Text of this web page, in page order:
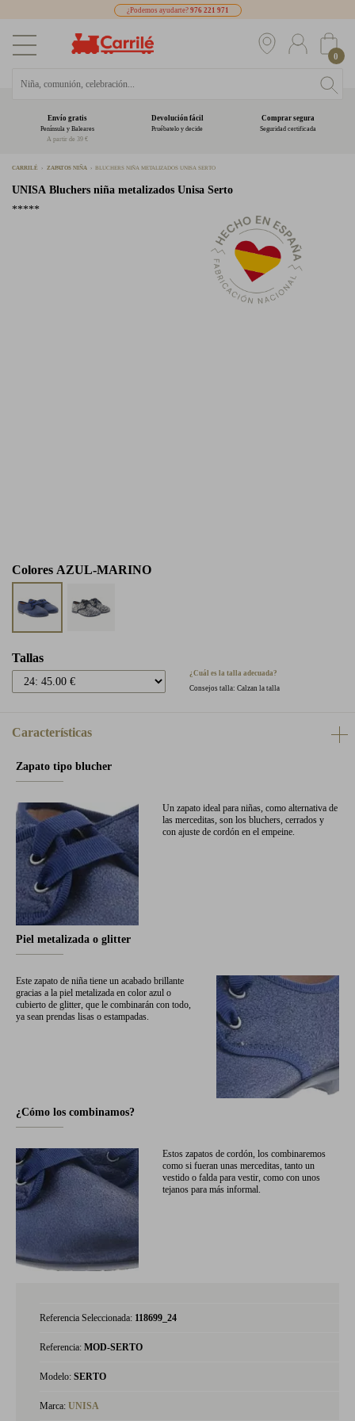
¿Podemos ayudarte? 976 221 971
0
Envío gratis
Península y Baleares
A partir de 39 €
Devolución fácil
Pruébatelo y decide
Comprar segura
Seguridad certificada
CARRILÉ ZAPATOS NIÑA BLUCHERS NIÑA METALIZADOS UNISA SERTO
UNISA Bluchers niña metalizados Unisa Serto
*****
Colores AZUL-MARINO
Tallas
¿Cuál es la talla adecuada?
Consejos talla: Calzan la talla
Características
Zapato tipo blucher
Un zapato ideal para niñas, como alternativa de
las merceditas, son los bluchers, cerrados y
con ajuste de cordón en el empeine.
Piel metalizada o glitter
Este zapato de niña tiene un acabado brillante
gracias a la piel metalizada en color azul o
cubierto de glitter, que le combinarán con todo,
ya sean prendas lisas o estampadas.
¿Cómo los combinamos?
Estos zapatos de cordón, los combinaremos
como si fueran unas merceditas, tanto un
vestido o falda para vestir, como con unos
tejanos para más informal.
Referencia Seleccionada: 118699_24
Referencia: MOD-SERTO
Modelo: SERTO
Marca: UNISA